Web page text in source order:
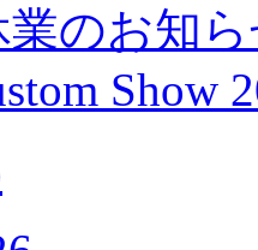
のお知
Show